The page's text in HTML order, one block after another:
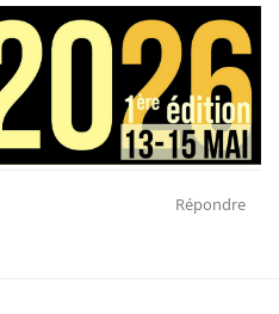
Répondre